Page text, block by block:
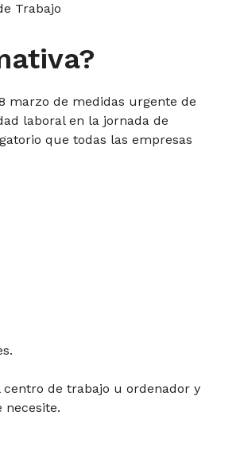
Trabajo
marzo de medidas urgente de
laboral en la jornada de
que todas las empresas
de trabajo u ordenador y